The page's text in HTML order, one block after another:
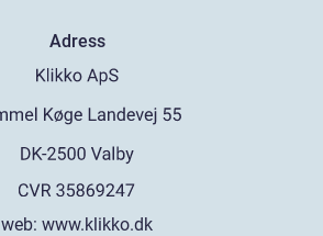
Adress
web: www.klikko.dk